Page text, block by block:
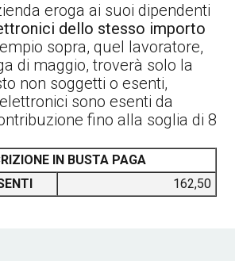
eroga ai suoi dipendenti
dello stesso importo
sopra, quel lavoratore,
di maggio, troverà solo la
non soggetti o esenti,
sono esenti da
fino alla soglia di 8
IN BUSTA PAGA
162,50